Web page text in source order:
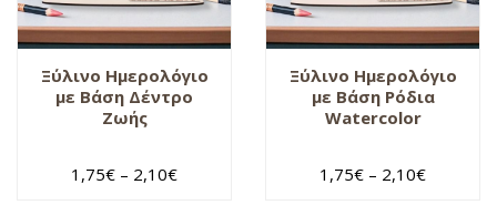
Ξύλινο Ημερολόγιο
με Βάση Δέντρο
Ζωής
1,75€ – 2,10€
Ξύλινο Ημερολόγιο
με Βάση Ρόδια
Watercolor
1,75€ – 2,10€